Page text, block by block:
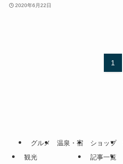
2020年6月22日
1
グルメ 温泉・宿 ショップ
観光
記事一覧